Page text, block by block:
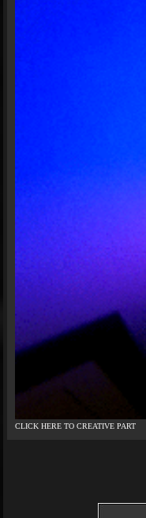
CLICK HERE TO CREATIVE PART